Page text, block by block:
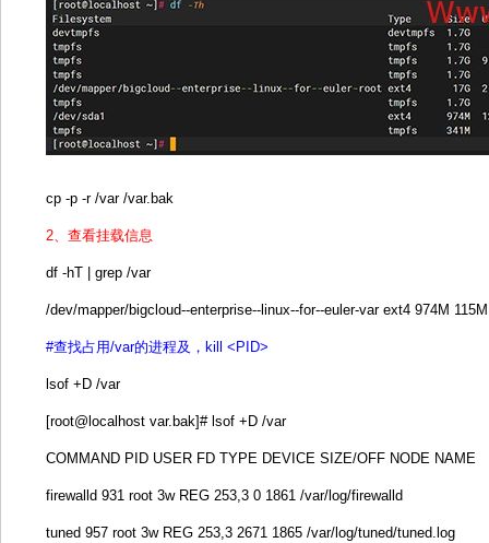
cp -p -r /var /var.bak
2、查看挂载信息
df -hT | grep /var
/dev/mapper/bigcloud--enterprise--linux--for--euler-var ext4 974M
#查找占用/var的进程及，kill <PID>
lsof +D /var
[root@localhost var.bak]# lsof +D /var
COMMAND PID USER FD TYPE DEVICE SIZE/OFF NODE NAME
firewalld 931 root 3w REG 253,3 0 1861 /var/log/firewalld
tuned 957 root 3w REG 253,3 2671 1865 /var/log/tuned/tuned.log